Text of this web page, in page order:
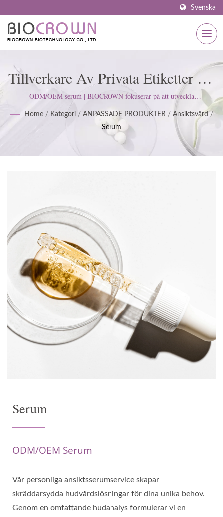
Svenska
Tillverkare Av Privata Etiketter Av
Serum | ISO & GMP Certifierad
Hudvårdstillverkare Sedan 1977 |
BIOCROWN
ODM/OEM serum | BIOCROWN fokuserar på att utveckla
hudvårdsprodukter. Vi följer ISO22716 och Good Manufacturing
Practices (GMP) standarder; upprätthåller en strikt attityd för att
tillfredsställa kundernas förväntningar.
Home / Kategori / ANPASSADE PRODUKTER / Ansiktsvård /
Serum
Serum
ODM/OEM Serum
Vår personliga ansiktsserumservice skapar
skräddarsydda hudvårdslösningar för dina unika behov.
Genom en omfattande hudanalys formulerar vi en